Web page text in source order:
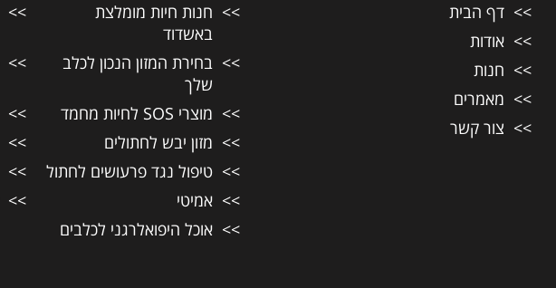
דף הבית
אודות
חנות
מאמרים
צור קשר
חנות חיות מומלצת
באשדוד
בחירת המזון הנכון לכלב
שלך
מוצרי SOS לחיות מחמד
מזון יבש לחתולים
טיפול נגד פרעושים לחתול
אמיטי
אוכל היפואלרגני לכלבים